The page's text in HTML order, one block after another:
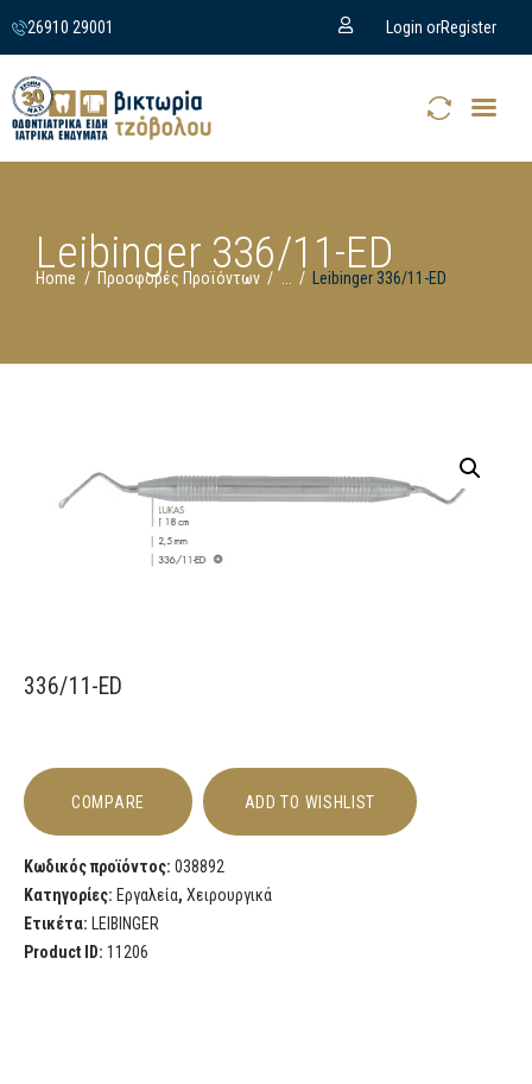
26910 29001 Login orRegister
Leibinger 336/11-ED
Home Προσφορές Προϊόντων Leibinger 336/11-ED
336/11-ED
COMPARE ADD TO WISHLIST
Κωδικός προϊόντος: 038892
Κατηγορίες: Εργαλεία, Χειρουργικά
Ετικέτα:
LEIBINGER
Product ID: 11206